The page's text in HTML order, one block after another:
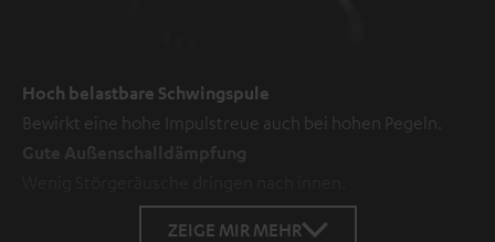
Hoch belastbare Schwingspule
Bewirkt eine hohe Impulstreue auch bei hohen Pegeln.
Gute Außenschalldämpfung
ZEIGE MIR MEHR